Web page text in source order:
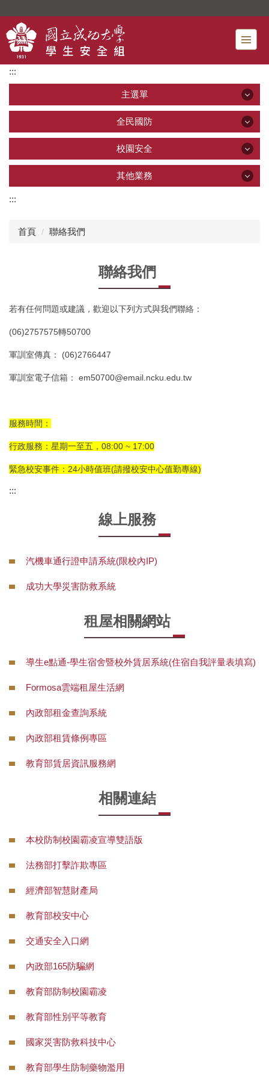
主
要
內
:::
主選單
主選單
最新公告
表單下載
常見Q&A
全民國防
全民國防
全民國防教育
校園安全
校園安全
校園防災教育
其他業務
畢業典禮
學生機車通行證與廢棄自行車處理
學生智慧財產權宣導專區
反詐騙專區
:::
首頁 聯絡我們
聯絡我們
若有任何問題或建議，歡迎以下列方式與我們聯絡：
(06)2757575轉50700
軍訓室傳真： (06)2766447
軍訓室電子信箱： em50700@email.ncku.edu.tw
服務時間：
行政服務：星期一至五，08:00 ~ 17:00
緊急校安事件：24小時值班(請撥校安中心值勤專線)
:::
線上服務
汽機車通行證申請系統(限校內IP)
成功大學災害防救系統
租屋相關網站
導生e點通-學生宿舍暨校外賃居系統(住宿自我評量表填寫)
Formosa雲端租屋生活網
內政部租金查詢系統
內政部租賃條例專區
教育部賃居資訊服務網
相關連結
本校防制校園霸凌宣導雙語版
法務部打擊詐欺專區
經濟部智慧財產局
教育部校安中心
交通安全入口網
內政部165防騙網
教育部防制校園霸凌
教育部性別平等教育
國家災害防救科技中心
教育部學生防制藥物濫用